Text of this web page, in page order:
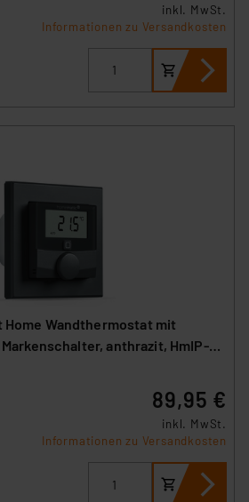
inkl. MwSt.
Informationen zu Versandkosten
Home Wandthermostat mit
anthrazit, HmIP-
89,95 €
inkl. MwSt.
Informationen zu Versandkosten